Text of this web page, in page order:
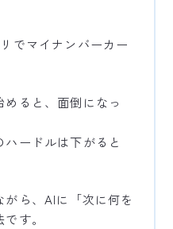
でマイナンバーカー
ると、面倒になっ
ードルは下がると
ら、AIに「次に何を
す。